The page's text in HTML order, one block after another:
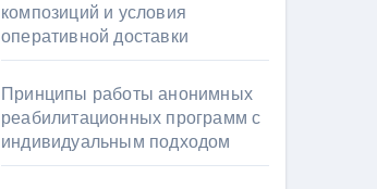
композиций и условия
оперативной доставки
Принципы работы анонимных
реабилитационных программ с
индивидуальным подходом